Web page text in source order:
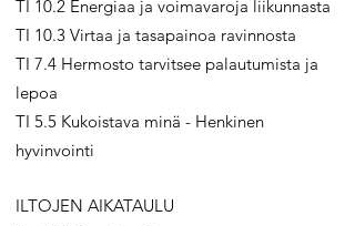
TI 10.2 Energiaa ja voimavaroja liikunnasta
TI 10.3 Virtaa ja tasapainoa ravinnosta
TI 7.4 Hermosto tarvitsee palautumista ja
lepoa
TI 5.5 Kukoistava minä - Henkinen
hyvinvointi
ILTOJEN AIKATAULU